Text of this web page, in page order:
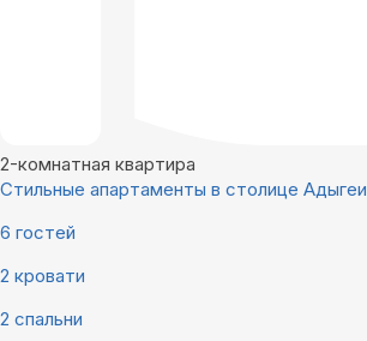
2-комнатная квартира
Стильные апартаменты в столице Адыгеи
6 гостей
2 кровати
2 спальни